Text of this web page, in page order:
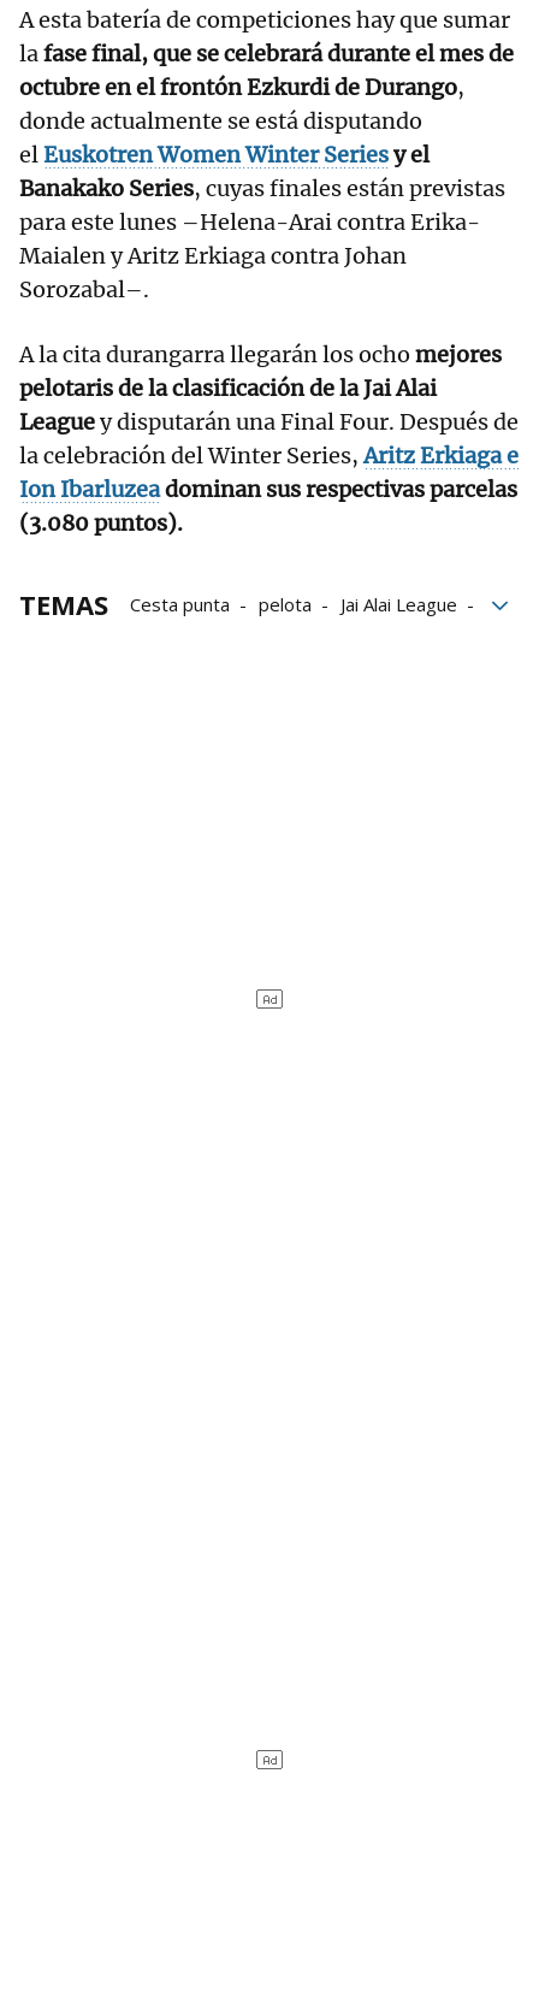
A esta batería de competiciones hay que sumar
lafase final, que se celebrará durante el mes de
octubre en el frontón Ezkurdi de Durango,
donde actualmente se está disputando
elEuskotren Women Winter Seriesy el
Banakako Series, cuyas finales están previstas
para este lunes –Helena-Arai contra Erika-
Maialen y Aritz Erkiaga contra Johan
Sorozabal–.
A la cita durangarra llegarán los ocho mejores
pelotaris de la clasificación de la Jai Alai
Leaguey disputarán una Final Four. Después de
la celebración del Winter Series,Aritz Erkiaga e
Ion Ibarluzeadominan sus respectivas parcelas
(3.080 puntos).
TEMAS Cesta punta pelota
Jai Alai League